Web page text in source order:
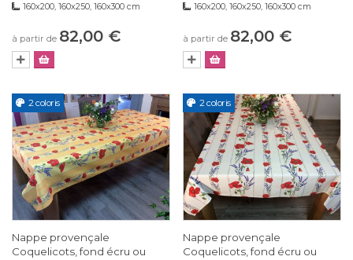
160x200, 160x250, 160x300 cm
à partir de 82,00 €
160x200, 160x250, 160x300 cm
à partir de 82,00 €
2 coloris
Nappe provençale
Coquelicots, fond écru ou
2 coloris
Nappe provençale
Coquelicots, fond écru ou